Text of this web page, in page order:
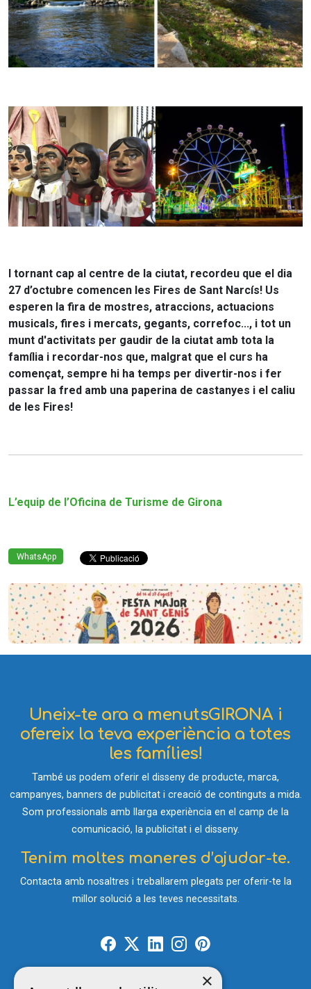
I tornant cap al centre de la ciutat, recordeu que el dia
27 d’octubre comencen les Fires de Sant Narcís! Us
esperen la fira de mostres, atraccions, actuacions
musicals, fires i mercats, gegants, correfoc..., i tot un
munt d'activitats per gaudir de la ciutat amb tota la
família i recordar-nos que, malgrat que el curs ha
començat, sempre hi ha temps per divertir-nos i fer
passar la fred amb una paperina de castanyes i el caliu
de les Fires!
L’equip de l’Oficina de Turisme de Girona
WhatsApp
Uneix-te ara a menutsGIRONA i
ofereix la teva experiència a totes
les famílies!
També us podem oferir el disseny de producte, marca,
campanyes, banners de publicitat i creació de continguts a mida.
Som professionals amb llarga experiència en el camp de la
comunicació, la publicitat i el disseny.
Tenim moltes maneres d’ajudar-te.
Contacta amb nosaltres i treballarem plegats per oferir-te la
millor solució a les teves necessitats.
×